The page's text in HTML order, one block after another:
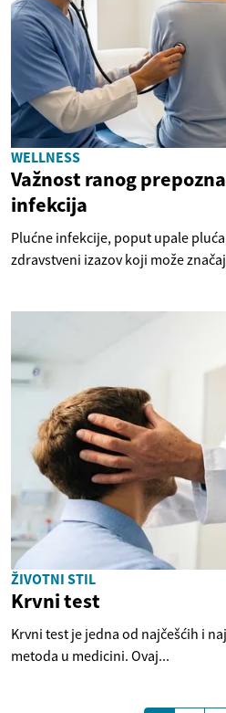
WELLNESS
Važnost ranog
infekcija
Plućne infekcije, poput upale
zdravstveni izazov koji može
ŽIVOTNI STIL
Krvni test
Krvni test je jedna od najčešćih i
metoda u medicini. Ovaj...